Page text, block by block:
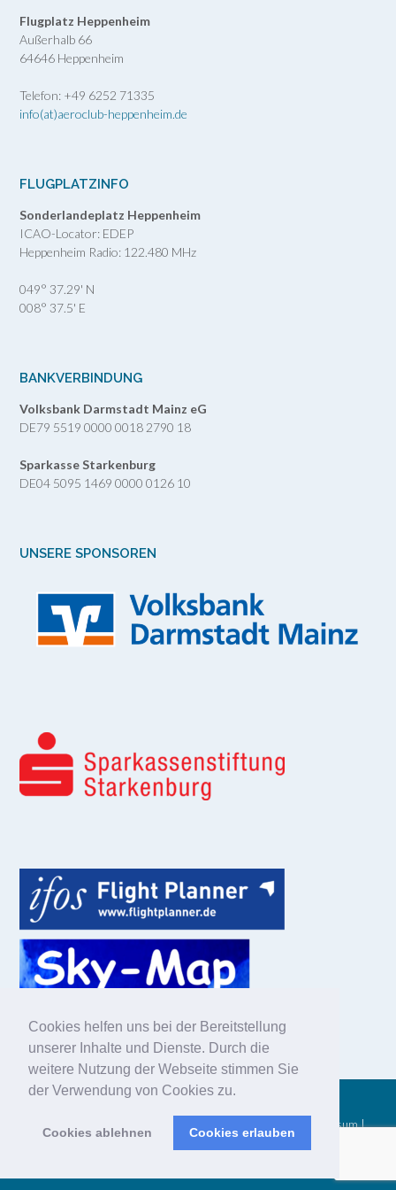
Cookies helfen uns bei der Bereitstellung
unserer Inhalte und Dienste. Durch die
weitere Nutzung der Webseite stimmen Sie
der Verwendung von Cookies zu.
Cookies ablehnen Cookies erlauben
Flugplatz Heppenheim
Außerhalb 66
64646 Heppenheim
Telefon: +49 6252 71335
info(at)aeroclub-heppenheim.de
FLUGPLATZINFO
Sonderlandeplatz Heppenheim
ICAO-Locator: EDEP
Heppenheim Radio: 122.480 MHz
049° 37.29' N
008° 37.5' E
BANKVERBINDUNG
Volksbank Darmstadt Mainz eG
DE79 5519 0000 0018 2790 18
Sparkasse Starkenburg
DE04 5095 1469 0000 0126 10
UNSERE SPONSOREN
Impressum|
Datenschutzerklärung